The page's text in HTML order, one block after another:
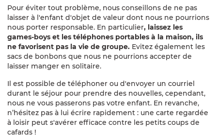
sera majoritairement de qualité biologique et
végétarienne. Pour autant l’équilibre alimentaire
est respecté, il est d’ailleurs vérifié par une
diététicienne diplômée d’état.
Habitat : l’ancienne ferme a été rénovée avec des
matériaux naturels et sains. L’espace jeux extérieur
est aménagé également en grande partie de
matériaux naturels (cabane en pisé et bois cordé,
tipi dont les perches en bambou servent de tuteurs
aux plantes grimpantes…). Le terrain est bordé de
haies bocagères et d’un ruisseau.
Énergie : l’eau chaude sanitaire est fournie par un
capteur solaire et l’électricité en partie par des
panneaux photovoltaïques.
Pour éviter tout problème, nous conseillons de ne pas
laisser à l'enfant d'objet de valeur dont nous ne pourrions
nous porter responsable. En particulier, laissez les
games-boys et les téléphones portables à la maison, ils
ne favorisent pas la vie de groupe. Evitez également les
sacs de bonbons que nous ne pourrions accepter de
laisser manger en solitaire.
Il est possible de téléphoner ou d'envoyer un courriel
durant le séjour pour prendre des nouvelles, cependant,
nous ne vous passerons pas votre enfant. En revanche,
n’hésitez pas à lui écrire rapidement : une carte regardée
à loisir peut s'avérer efficace contre les petits coups de
cafards !